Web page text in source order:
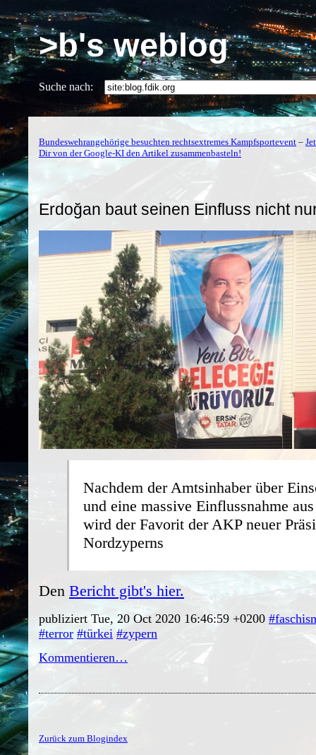
>b's weblog
Suche nach:
Bundeswehrangehörige besuchten rechtsextremes Kampfsportevent –
Dir von der Google-KI den Artikel zusammenbasteln!
Erdoğan baut seinen Einfluss nicht
Nachdem der Amtsinhaber über
und eine massive Einflussnahme
wird der Favorit der AKP neuer
Nordzyperns
Den Bericht gibt's hier.
publiziert Tue, 20 Oct 2020 16:46:59 +0200
#terror #türkei #zypern
Kommentieren…
Zurück zum Blogindex